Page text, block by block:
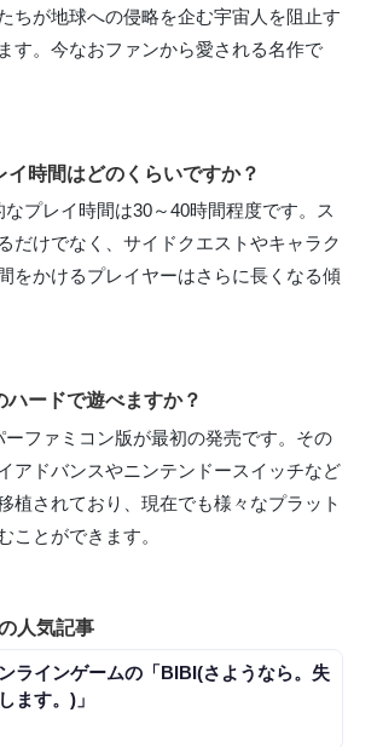
ちが地球への侵略を企む宇宙人を阻止す
す。今なおファンから愛される名作で
イ時間はどのくらいですか？
プレイ時間は30～40時間程度です。ス
だけでなく、サイドクエストやキャラク
をかけるプレイヤーはさらに長くなる傾
ハードで遊べますか？
ーファミコン版が最初の発売です。その
アドバンスやニンテンドースイッチなど
植されており、現在でも様々なプラット
ことができます。
人気記事
ラインゲームの「BIBI(さようなら。失
ます。)」